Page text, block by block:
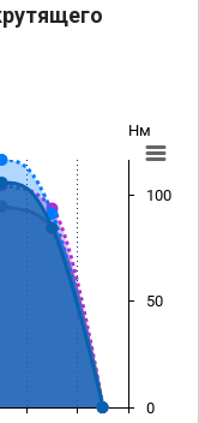
Нм
0
50
100